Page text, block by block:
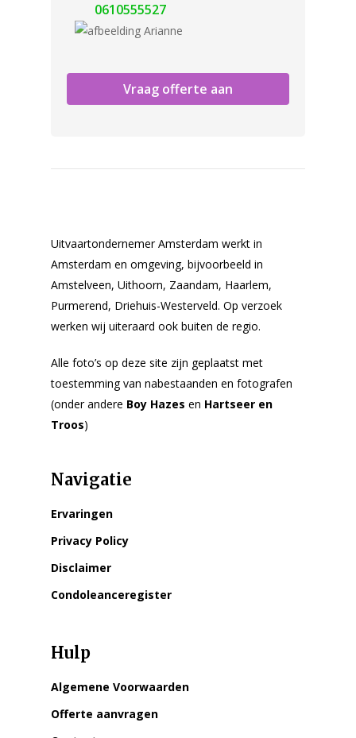
0610555527
Vraag offerte aan
Uitvaartondernemer Amsterdam werkt in
Amsterdam en omgeving, bijvoorbeeld in
Amstelveen, Uithoorn, Zaandam, Haarlem,
Purmerend, Driehuis-Westerveld. Op verzoek
werken wij uiteraard ook buiten de regio.
Alle foto’s op deze site zijn geplaatst met
toestemming van nabestaanden en fotografen
(onder andere Boy Hazes en Hartseer en
Troos)
Navigatie
Ervaringen
Privacy Policy
Disclaimer
Condoleanceregister
Hulp
Algemene Voorwaarden
Offerte aanvragen